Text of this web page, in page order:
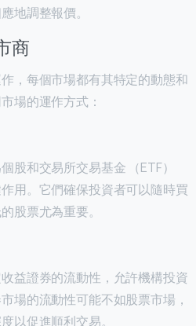
地調整報價。
商
，每個市場都有其特定的動態和
場的運作方式：
股和交易所交易基金 （ETF）
用。它們確保投資者可以隨時買
股票尤為重要。
益證券的流動性，允許機構投資
場的流動性可能不如股票市場，
以促進順利交易。